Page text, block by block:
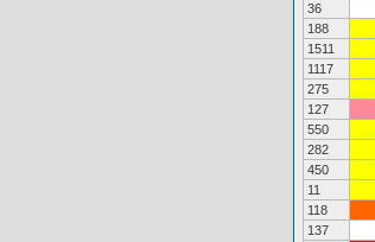
36
188
1511
1117
275
127
550
282
450
11
118
137